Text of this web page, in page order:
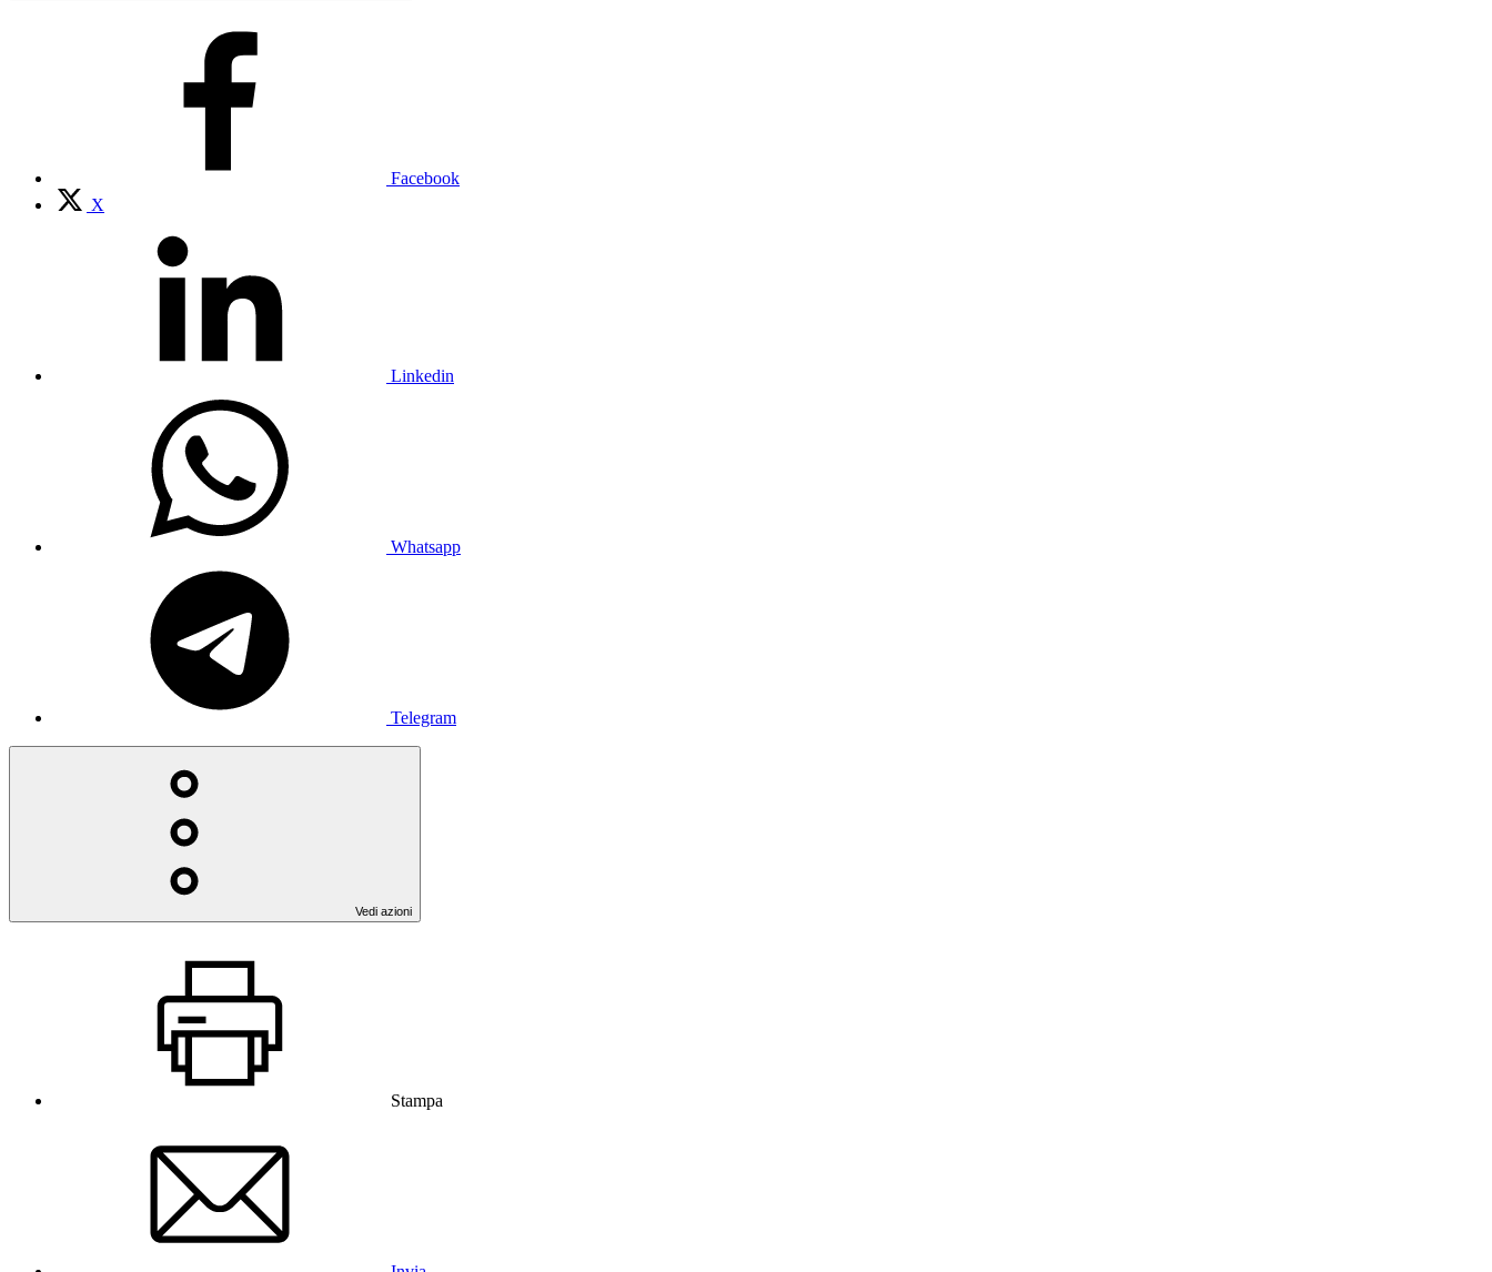
Facebook
X
Linkedin
Whatsapp
Telegram
Vedi azioni
Stampa